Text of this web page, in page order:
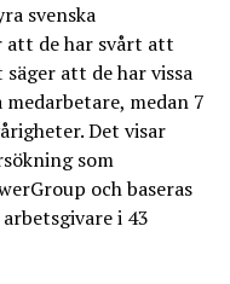
svenska
att de har svårt att
att de har vissa
medan 7
Det visar
som
och baseras
i 43